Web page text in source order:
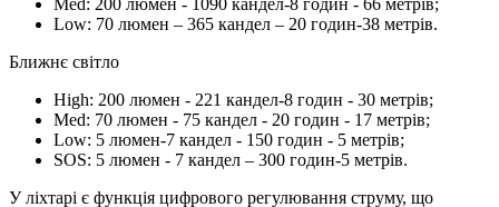
Med: 200 люмен - 1090 кандел-8 годин - 66 метрів;
Low: 70 люмен – 365 кандел – 20 годин-38 метрів.
Ближнє світло
High: 200 люмен - 221 кандел-8 годин - 30 метрів;
Med: 70 люмен - 75 кандел - 20 годин - 17 метрів;
Low: 5 люмен-7 кандел - 150 годин - 5 метрів;
SOS: 5 люмен - 7 кандел – 300 годин-5 метрів.
У ліхтарі є функція цифрового регулювання струму, що